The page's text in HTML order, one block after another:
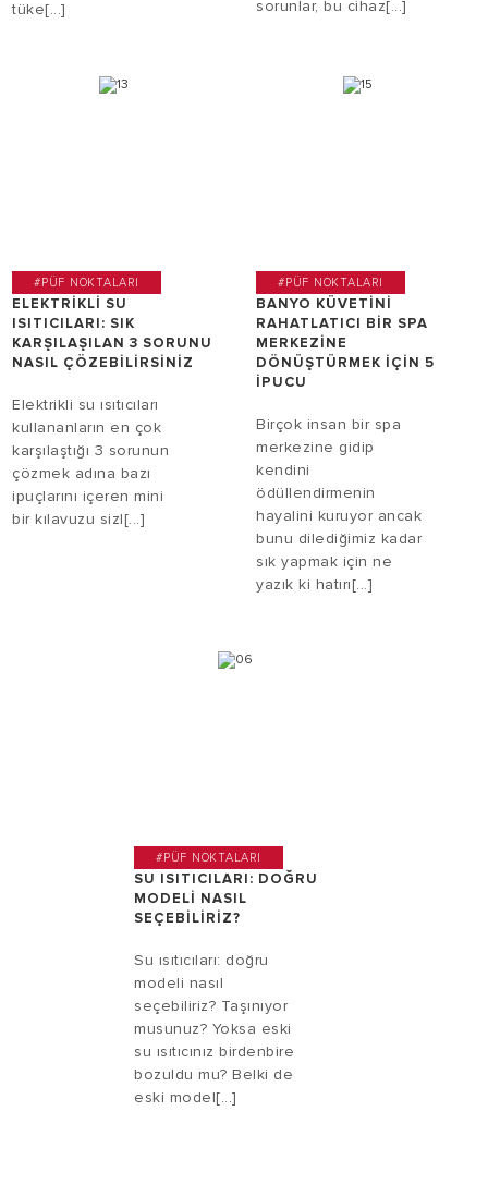
tüke[...]
sorunlar, bu cihaz[...]
#PÜF NOKTALARI
ELEKTRIKLI SU
ISITICILARI: SIK
KARŞILAŞILAN 3 SORUNU
NASIL ÇÖZEBILIRSINIZ
Elektrikli su ısıtıcıları
kullananların en çok
karşılaştığı 3 sorunun
çözmek adına bazı
ipuçlarını içeren mini
bir kılavuzu sizl[...]
#PÜF NOKTALARI
BANYO KÜVETINI
RAHATLATICI BIR SPA
MERKEZINE
DÖNÜŞTÜRMEK IÇIN 5
IPUCU
Birçok insan bir spa
merkezine gidip
kendini
ödüllendirmenin
hayalini kuruyor ancak
bunu dilediğimiz kadar
sık yapmak için ne
yazık ki hatırı[...]
#PÜF NOKTALARI
SU ISITICILARI: DOĞRU
MODELI NASIL
SEÇEBILIRIZ?
Su ısıtıcıları: doğru
modeli nasıl
seçebiliriz? Taşınıyor
musunuz? Yoksa eski
su ısıtıcınız birdenbire
bozuldu mu? Belki de
eski model[...]